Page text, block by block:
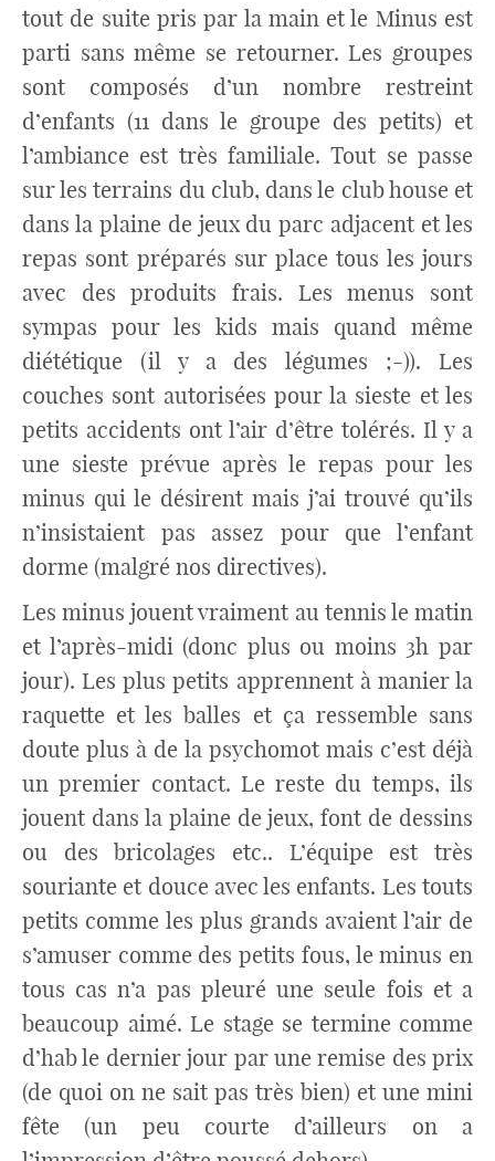
tout de suite pris par la main et le Minus est
parti sans même se retourner. Les groupes
sont composés d’un nombre restreint
d’enfants (11 dans le groupe des petits) et
l’ambiance est très familiale. Tout se passe
sur les terrains du club, dans le club house et
dans la plaine de jeux du parc adjacent et les
repas sont préparés sur place tous les jours
avec des produits frais. Les menus sont
sympas pour les kids mais quand même
diététique (il y a des légumes ;-)). Les
couches sont autorisées pour la sieste et les
petits accidents ont l’air d’être tolérés. Il y a
une sieste prévue après le repas pour les
minus qui le désirent mais j’ai trouvé qu’ils
n’insistaient pas assez pour que l’enfant
dorme (malgré nos directives).
Les minus jouent vraiment au tennis le matin
et l’après-midi (donc plus ou moins 3h par
jour). Les plus petits apprennent à manier la
raquette et les balles et ça ressemble sans
doute plus à de la psychomot mais c’est déjà
un premier contact. Le reste du temps, ils
jouent dans la plaine de jeux, font de dessins
ou des bricolages etc.. L’équipe est très
souriante et douce avec les enfants. Les touts
petits comme les plus grands avaient l’air de
s’amuser comme des petits fous, le minus en
tous cas n’a pas pleuré une seule fois et a
beaucoup aimé. Le stage se termine comme
d’hab le dernier jour par une remise des prix
(de quoi on ne sait pas très bien) et une mini
fête (un peu courte d’ailleurs on a